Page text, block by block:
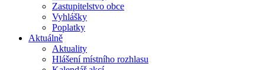
Zastupitelstvo obce
Vyhlášky
Poplatky
Aktuálně
Aktuality
Hlášení místního rozhlasu